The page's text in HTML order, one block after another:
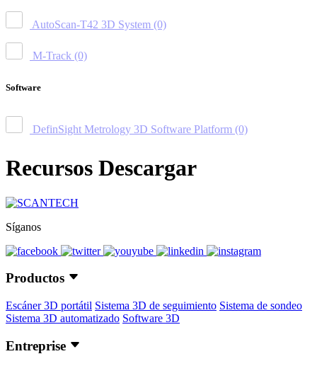
AutoScan-T42 3D System (0)
M-Track (0)
Software
DefinSight Metrology 3D Software Platform (0)
Recursos Descargar
Síganos
Productos
Escáner 3D portátil Sistema 3D de seguimiento Sistema de sondeo
Sistema 3D automatizado Software 3D
Entreprise